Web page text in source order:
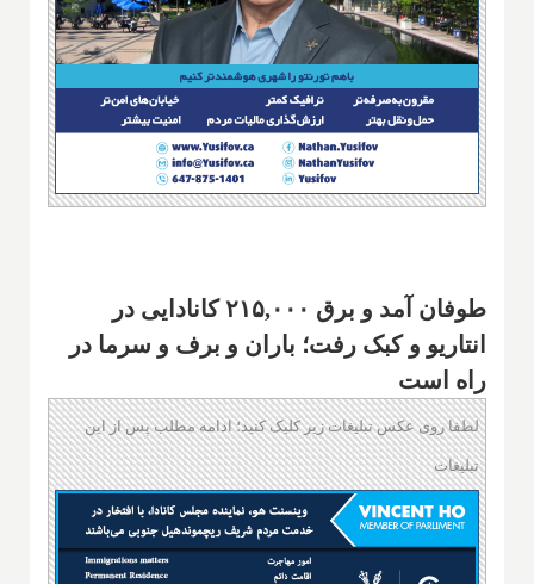
طوفان آمد و برق ۲۱۵,۰۰۰ کانادایی در
انتاریو و کبک رفت؛ باران و برف و سرما در
راه است
لطفا روی عکس تبلیغات زیر کلیک کنید؛ ادامه مطلب پس از این
تبلیغات